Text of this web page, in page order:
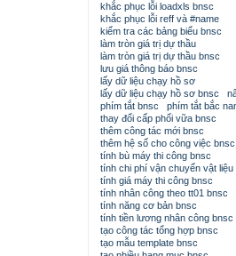
khắc phục lỗi loadxls bnsc
khắc phục lỗi reff và #name
kiểm tra các bảng biểu bnsc
làm tròn giá trị dự thầu
làm tròn giá trị dự thầu bnsc
lưu giá thông báo bnsc
lấy dữ liệu chạy hồ sơ
lấy dữ liệu chạy hồ sơ bnsc
phím tắt bnsc
phím tắt bắc
thay đổi cấp phối vữa bnsc
thêm công tác mới bnsc
thêm hệ số cho công việc bnsc
tính bù máy thi công bnsc
tính chi phí vận chuyển vật liệu
tính giá máy thi công bnsc
tính nhân công theo tt01 bnsc
tính năng cơ bản bnsc
tính tiền lương nhân công bnsc
tạo công tác tổng hợp bnsc
tạo mẫu template bnsc